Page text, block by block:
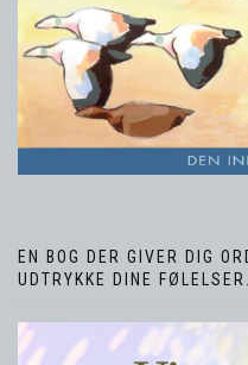
EN BOG DER GIVER DIG
UDTRYKKE DINE FØLELSER.